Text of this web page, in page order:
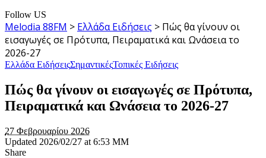
Follow US
Melodia 88FM > Ελλάδα Ειδήσεις > Πώς θα γίνουν οι
εισαγωγές σε Πρότυπα, Πειραματικά και Ωνάσεια το
2026-27
Ελλάδα ΕιδήσειςΣημαντικέςΤοπικές Ειδήσεις
Πώς θα γίνουν οι εισαγωγές σε Πρότυπα,
Πειραματικά και Ωνάσεια το 2026-27
27 Φεβρουαρίου 2026
Updated 2026/02/27 at 6:53 ΜΜ
Share